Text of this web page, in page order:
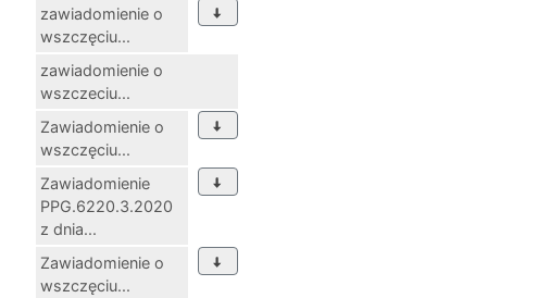
zawiadomienie o
wszczęciu...
zawiadomienie o
wszczeciu...
Zawiadomienie o
wszczęciu...
Zawiadomienie
PPG.6220.3.2020
z dnia...
Zawiadomienie o
wszczęciu...